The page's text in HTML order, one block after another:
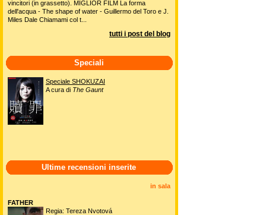
vincitori (in grassetto). MIGLIOR FILM La forma
dell'acqua - The shape of water - Guillermo del Toro e J.
Miles Dale Chiamami col t...
tutti i post del blog
Speciali
Speciale SHOKUZAI
A cura di The Gaunt
Ultime recensioni inserite
in sala
FATHER
Regia: Tereza Nvotová